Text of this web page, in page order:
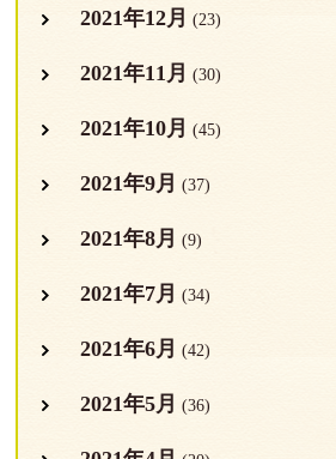
2021年12月 (23)
2021年11月 (30)
2021年10月 (45)
2021年9月 (37)
2021年8月 (9)
2021年7月 (34)
2021年6月 (42)
2021年5月 (36)